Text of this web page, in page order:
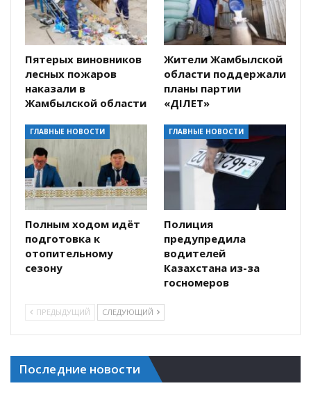
Пятерых виновников
лесных пожаров
наказали в
Жамбылской области
Жители Жамбылской
области поддержали
планы партии
«ӘДІЛЕТ»
ГЛАВНЫЕ НОВОСТИ
Полным ходом идёт
подготовка к
отопительному
сезону
ГЛАВНЫЕ НОВОСТИ
Полиция
предупредила
водителей
Казахстана из-за
госномеров
ПРЕДЫДУЩИЙ СЛЕДУЮЩИЙ
Последние новости